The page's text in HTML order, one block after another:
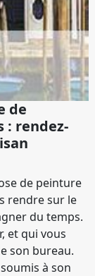
de
: rendez-
de peinture
rendre sur le
du temps.
et qui vous
son bureau.
à son